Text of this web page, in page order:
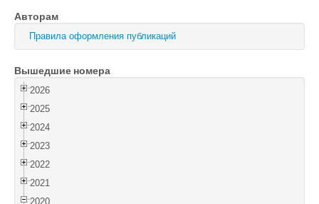
Оптика и спектроскопия
Поиск
Войти
Авторам
Правила оформления публикаций
Вышедшие номера
2026
2025
2024
2023
2022
2021
2020